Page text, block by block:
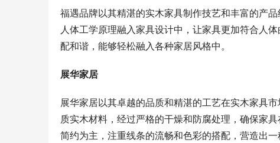
福遇品牌以其精湛的实木家具制作技艺和丰富的产
人体工学原理融入家具设计中，让家具更加符合人
配和谐，能够轻松融入各种家居风格中。
展华家居
展华家居以其卓越的品质和精湛的工艺在实木家具
质实木材料，经过严格的干燥和防腐处理，确保家
简约为主，注重线条的流畅和色彩的搭配，营造出一